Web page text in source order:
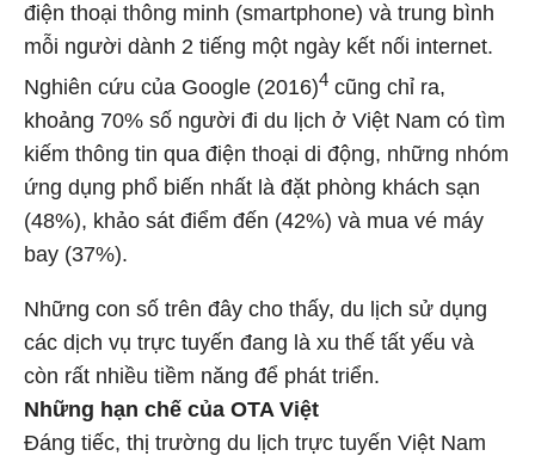
điện thoại thông minh (smartphone) và trung bình
mỗi người dành 2 tiếng một ngày kết nối internet.
Nghiên cứu của Google (2016)4 cũng chỉ ra,
khoảng 70% số người đi du lịch ở Việt Nam có tìm
kiếm thông tin qua điện thoại di động, những nhóm
ứng dụng phổ biến nhất là đặt phòng khách sạn
(48%), khảo sát điểm đến (42%) và mua vé máy
bay (37%).
Những con số trên đây cho thấy, du lịch sử dụng
các dịch vụ trực tuyến đang là xu thế tất yếu và
còn rất nhiều tiềm năng để phát triển.
Những hạn chế của OTA Việt
Đáng tiếc, thị trường du lịch trực tuyến Việt Nam